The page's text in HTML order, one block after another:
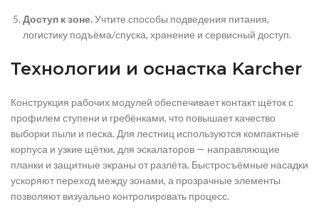
Доступ к зоне.Учтите способы подведения питания,
логистику подъёма/спуска, хранение и сервисный доступ.
Технологии и оснастка Karcher
Конструкция рабочих модулей обеспечивает контакт щёток с
профилем ступени и гребёнками, что повышает качество
выборки пыли и песка. Для лестниц используются компактные
корпуса и узкие щётки, для эскалаторов — направляющие
планки и защитные экраны от разлёта. Быстросъёмные насадки
ускоряют переход между зонами, а прозрачные элементы
позволяют визуально контролировать процесс.